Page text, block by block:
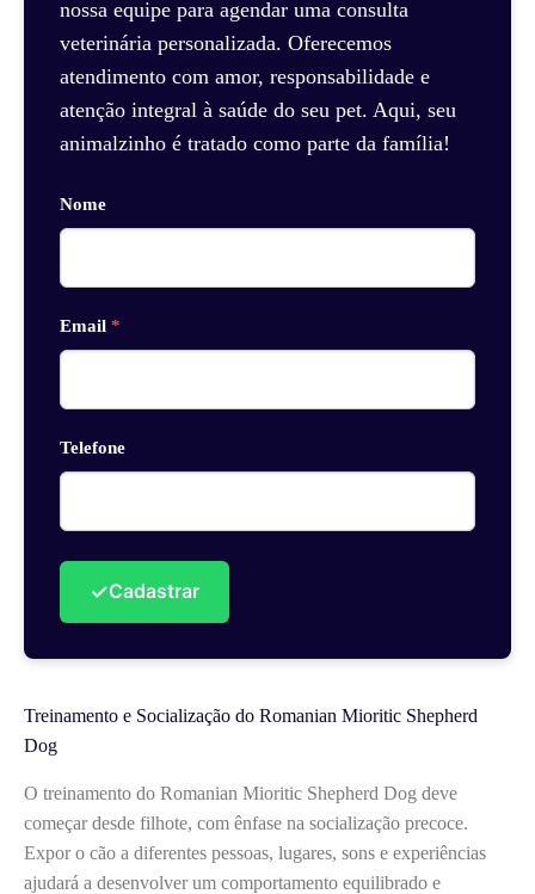
nossa equipe para agendar uma consulta
veterinária personalizada. Oferecemos
atendimento com amor, responsabilidade e
atenção integral à saúde do seu pet. Aqui, seu
animalzinho é tratado como parte da família!
Nome
Email *
Telefone
✓Cadastrar
Treinamento e Socialização do Romanian Mioritic Shepherd
Dog
O treinamento do Romanian Mioritic Shepherd Dog deve
começar desde filhote, com ênfase na socialização precoce.
Expor o cão a diferentes pessoas, lugares, sons e experiências
ajudará a desenvolver um comportamento equilibrado e